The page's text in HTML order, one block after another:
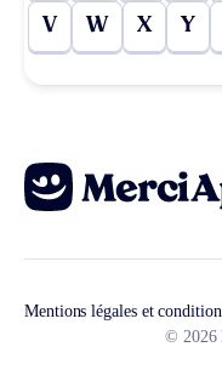
V W X Y
Mentions légales et
© 2026